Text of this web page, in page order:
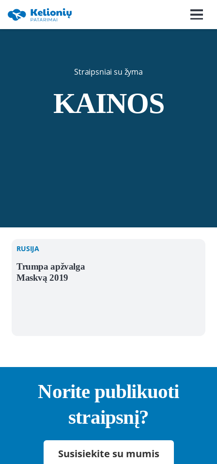
Straipsniai su žyma
KAINOS
RUSIJA
Trumpa apžvalga
Maskvą 2019
Norite publikuoti
straipsnį?
Susisiekite su mumis